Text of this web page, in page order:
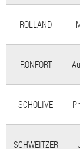
ROLLAND
RONFORT
SCHOLIVE
SCHWEITZER